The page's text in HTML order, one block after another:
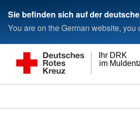
Sie befinden sich auf der
You are on the German website,
im
Ihr DRK